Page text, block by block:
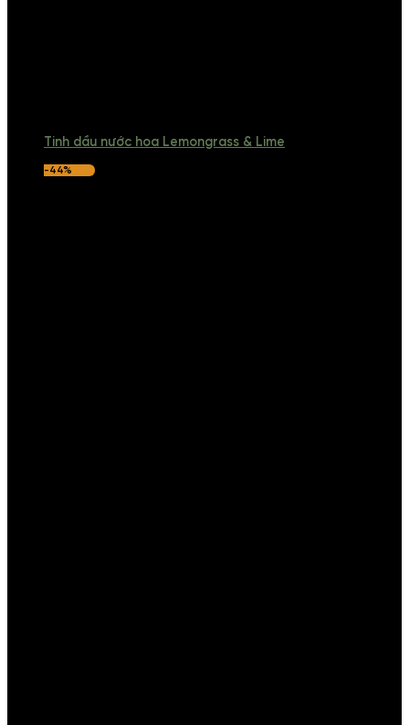
Tinh dầu nước hoa Lemongrass & Lime
-44%